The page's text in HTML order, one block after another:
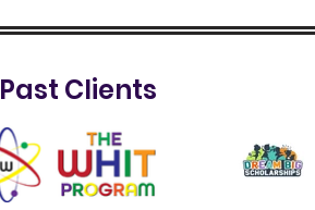
Past Clients